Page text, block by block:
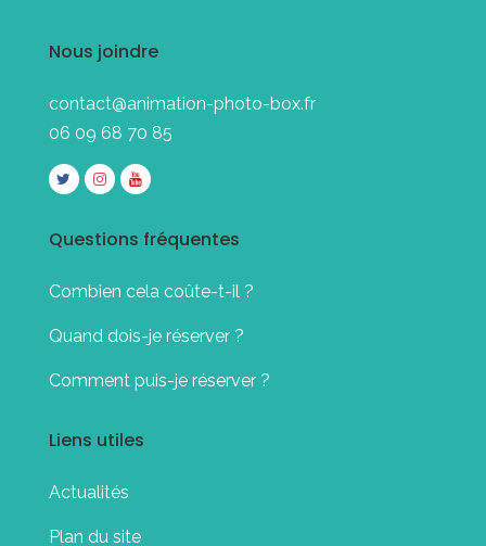
Nous joindre
contact@animation-photo-box.fr
06 09 68 70 85
Questions fréquentes
Combien cela coûte-t-il ?
Quand dois-je réserver ?
Comment puis-je réserver ?
Liens utiles
Actualités
Plan du site